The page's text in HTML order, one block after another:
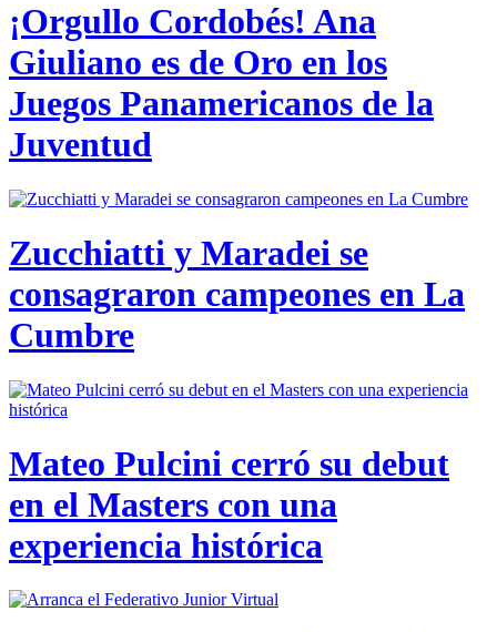
¡Orgullo Cordobés! Ana
Giuliano es de Oro en los
Juegos Panamericanos de la
Juventud
Zucchiatti y Maradei se
consagraron campeones en La
Cumbre
Mateo Pulcini cerró su debut
en el Masters con una
experiencia histórica